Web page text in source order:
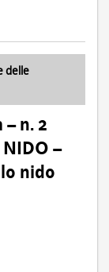
delle
n. 2
–
nido